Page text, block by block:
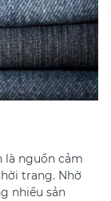
là nguồn cảm
trang. Nhờ
nhiều sản